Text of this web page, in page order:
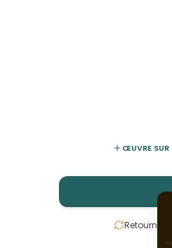
ŒUVRE SUR
Retournez